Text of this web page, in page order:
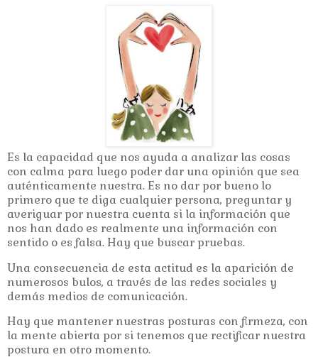
Es la capacidad que nos ayuda a analizar las cosas
con calma para luego poder dar una opinión que sea
auténticamente nuestra. Es no dar por bueno lo
primero que te diga cualquier persona, preguntar y
averiguar por nuestra cuenta si la información que
nos han dado es realmente una información con
sentido o es falsa. Hay que buscar pruebas.
Una consecuencia de esta actitud es la aparición de
numerosos bulos, a través de las redes sociales y
demás medios de comunicación.
Hay que mantener nuestras posturas con firmeza, con
la mente abierta por si tenemos que rectificar nuestra
postura en otro momento.